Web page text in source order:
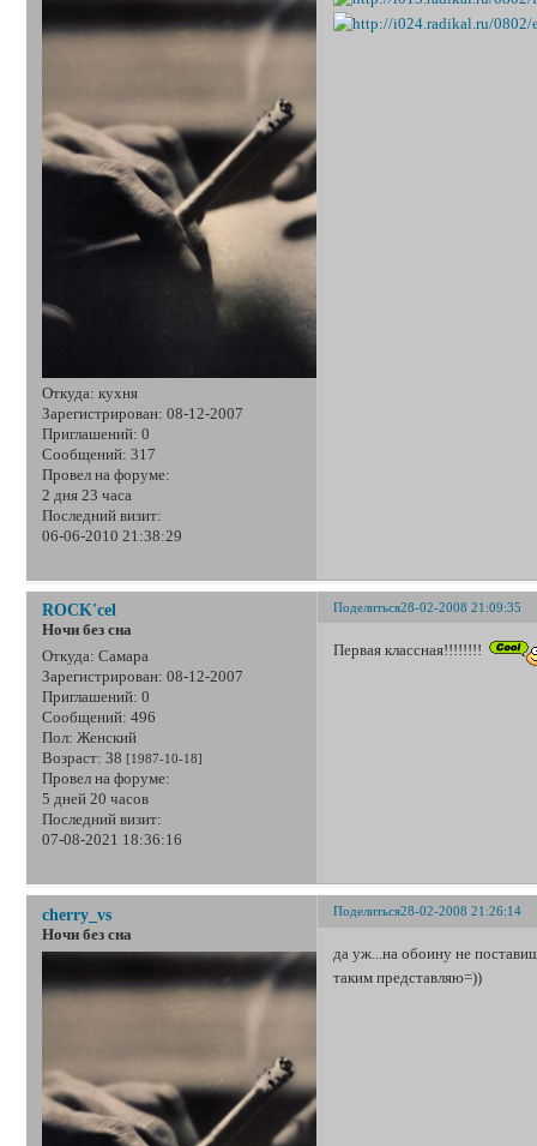
Откуда: кухня
Зарегистрирован: 08-12-2007
Приглашений: 0
Сообщений: 317
Провел на форуме:
2 дня 23 часа
Последний визит:
06-06-2010 21:38:29
Поделиться28-02-2008 21:09:35
ROCK'cel
Ночи без сна
Откуда: Самара
Зарегистрирован: 08-12-2007
Приглашений: 0
Сообщений: 496
Пол: Женский
Возраст: 38 [1987-10-18]
Провел на форуме:
5 дней 20 часов
Последний визит:
07-08-2021 18:36:16
Первая классная!!!!!!!!
Поделиться28-02-2008 21:26:14
cherry_vs
Ночи без сна
да уж...на обоину не
таким представляю=))